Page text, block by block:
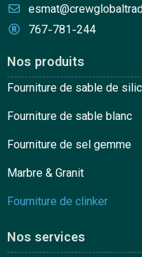
767-781-244
Nos produits
Fourniture de sable de
Fourniture de sable blanc
Fourniture de sel gemme
Marbre & Granit
Fourniture de clinker
Nos services